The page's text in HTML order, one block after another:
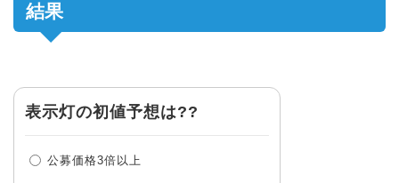
結果
表示灯の初値予想は??
公募価格3倍以上